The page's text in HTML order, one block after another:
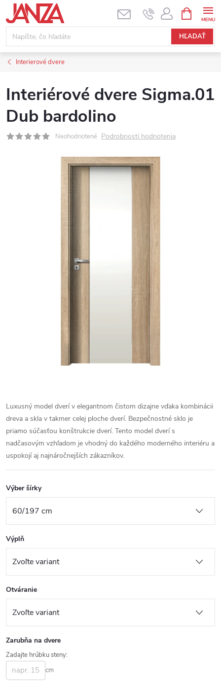
Prejsť na obsah
HĽADAŤ
Interierové dvere
Interiérové dvere Sigma.01
Dub bardolino
Neohodnotené Podrobnosti hodnotenia
Luxusný model dverí v elegantnom čistom dizajne vďaka kombinácii
dreva a skla v takmer celej ploche dverí. Bezpečnostné sklo je
priamo súčasťou konštrukcie dverí. Tento model dverí s
nadčasovým vzhľadom je vhodný do každého moderného interiéru a
uspokojí aj najnáročnejších zákazníkov.
Výber šírky
Výplň
Otváranie
Zarubňa na dvere
Zadajte hrúbku steny:
cm